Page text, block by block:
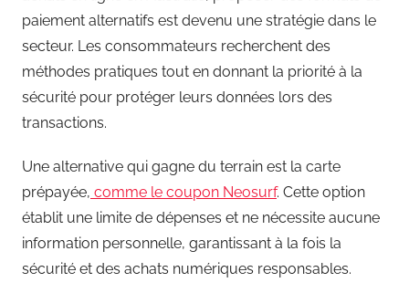
paiement alternatifs est devenu une stratégie dans le
secteur. Les consommateurs recherchent des
méthodes pratiques tout en donnant la priorité à la
sécurité pour protéger leurs données lors des
transactions.
Une alternative qui gagne du terrain est la carte
prépayée, comme le coupon Neosurf. Cette option
établit une limite de dépenses et ne nécessite aucune
information personnelle, garantissant à la fois la
sécurité et des achats numériques responsables.